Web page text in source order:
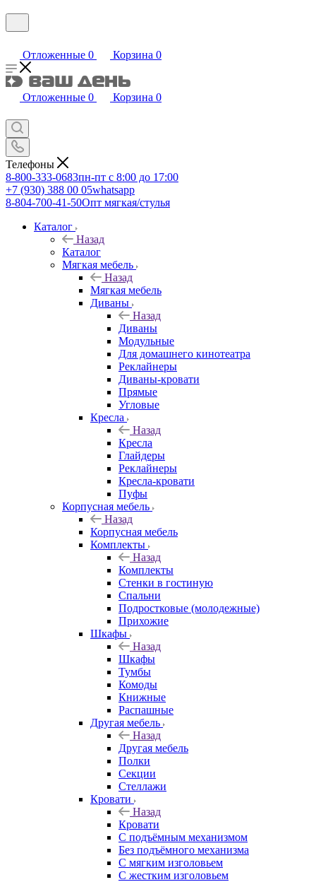
Отложенные 0 Корзина 0
Отложенные 0 Корзина 0
Телефоны
8-800-333-0683пн-пт с 8:00 до 17:00
+7 (930) 388 00 05whatsapp
8-804-700-41-50Опт мягкая/стулья
Каталог
Назад
Каталог
Мягкая мебель
Назад
Мягкая мебель
Диваны
Назад
Диваны
Модульные
Для домашнего кинотеатра
Реклайнеры
Диваны-кровати
Прямые
Угловые
Кресла
Назад
Кресла
Глайдеры
Реклайнеры
Кресла-кровати
Пуфы
Корпусная мебель
Назад
Корпусная мебель
Комплекты
Назад
Комплекты
Стенки в гостиную
Спальни
Подростковые (молодежные)
Прихожие
Шкафы
Назад
Шкафы
Тумбы
Комоды
Книжные
Распашные
Другая мебель
Назад
Другая мебель
Полки
Секции
Стеллажи
Кровати
Назад
Кровати
С подъёмным механизмом
Без подъёмного механизма
С мягким изголовьем
С жестким изголовьем